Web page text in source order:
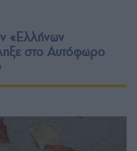
«Ελλήνων
στο Αυτόφωρο